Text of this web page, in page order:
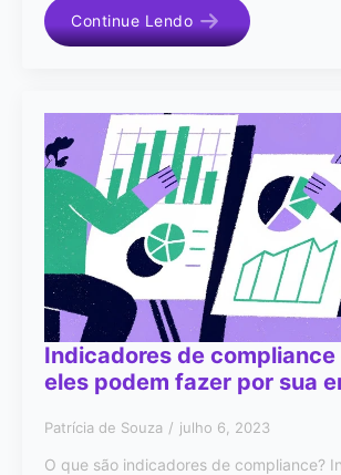
Continue Lendo
Indicadores de compliance
eles podem fazer por sua
Patrícia de Souza julho 6, 2023
O que são indicadores de compliance?